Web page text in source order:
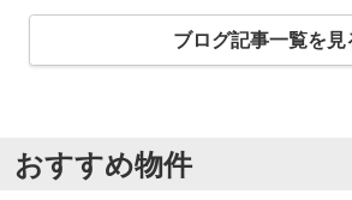
ブログ記事一覧を見
おすすめ物件